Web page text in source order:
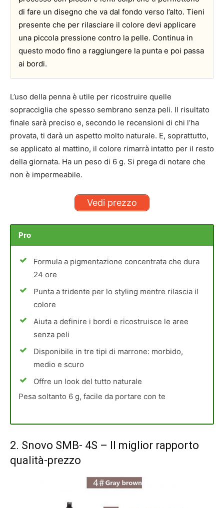
di fare un disegno che va dal fondo verso l’alto. Tieni
presente che per rilasciare il colore devi applicare
una piccola pressione contro la pelle. Continua in
questo modo fino a raggiungere la punta e poi passa
ai bordi.
L’uso della penna è utile per ricostruire quelle
sopracciglia che spesso sembrano senza peli. Il risultato
finale sarà preciso e, secondo le recensioni di chi l’ha
provata, ti darà un aspetto molto naturale. E, soprattutto,
se applicato al mattino, il colore rimarrà intatto per il resto
della giornata. Ha un peso di 6 g. Si prega di notare che
non è impermeabile.
Vedi prezzo
Pro
Formula a pigmentazione concentrata che dura
24 ore
Punta a tridente per lo styling mentre rilascia il
colore
Aiuta a definire i bordi e ricostruisce le aree
senza peli
Disponibile in tre tipi di marrone: morbido,
medio e scuro
Offre un look del tutto naturale
Pesa soltanto 6 g, facile da portare con te
2. Snovo SMB- 4S – Il miglior rapporto
qualità-prezzo